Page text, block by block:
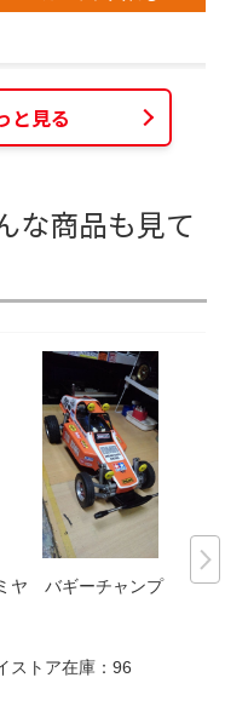
と見る
な商品も見て
ヤ バギーチャンプ
ストア在庫： 96